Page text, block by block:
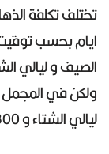
ايام بحسب توقيت
الصيف و ليالي
ليالي الشتاء و 1800 دولار في ليالي الصيف.